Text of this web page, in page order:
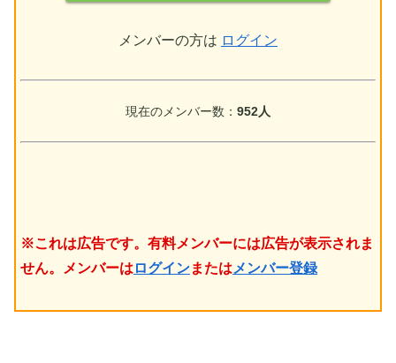
メンバーの方は ログイン
現在のメンバー数： 952人
※これは広告です。有料メンバーには広告が表示されま
せん。メンバーは ログインまたは メンバー登録